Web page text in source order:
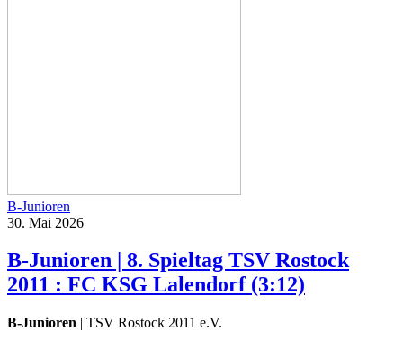
B-Junioren
30. Mai 2026
B-Junioren | 8. Spieltag TSV Rostock
2011 : FC KSG Lalendorf (3:12)
B-Junioren | TSV Rostock 2011 e.V.